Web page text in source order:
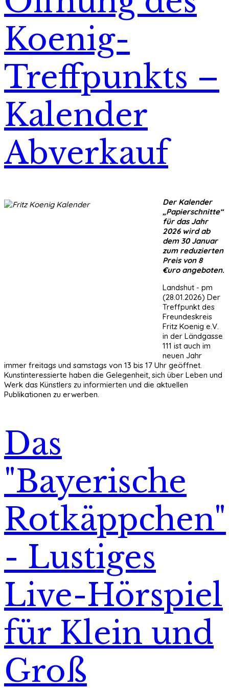
Koenig-
Treffpunkts –
Kalender
Abverkauf
Der Kalender
„Papierschnitte“
für das Jahr
2026 wird ab
dem 30 Januar
zum reduzierten
Preis von 8
€uro angeboten.
Landshut - pm
(28.01.2026) Der
Treffpunkt des
Freundeskreis
Fritz Koenig e.V.
in der Ländgasse
111 ist auch im
neuen Jahr
immer freitags und samstags von 13 bis 17 Uhr geöffnet.
Kunstinteressierte haben die Gelegenheit, sich über Leben und
Werk das Künstlers zu informierten und die aktuellen
Publikationen zu erwerben.
Das
"Bayerische
Rotkäppchen"
- Lustiges
Live-Hörspiel
für Klein und
Groß